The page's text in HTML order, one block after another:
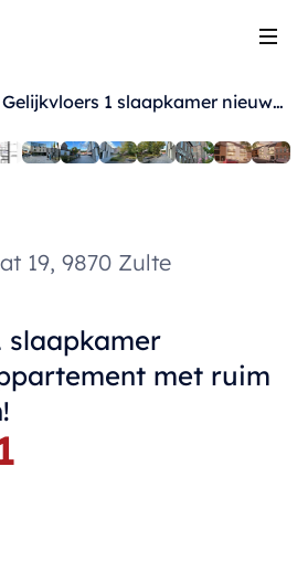
Gelijkvloers 1 slaapkamer nieuwbouwappartement met ruim terras en tuin!
19, 9870 Zulte
slaapkamer
met ruim